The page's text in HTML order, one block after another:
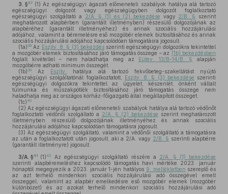
3. §37 (1) Az egészségügyi ágazati előmeneteli szabályok hatálya alá tartozó
egészségügyi dolgozót vagy egészségügyben dolgozót foglalkoztató
egészségügyi szolgáltató a
2/A. § (1) és (2) bekezdése vagy 2/B. § szerint
meghatározott alapbérben (garantált illetményben) részesülő dolgozójának az
alapbéréhez (garantált illetményéhez) és annak szociális hozzájárulási
adójához, valamint a béremelésre eső mozgóbér elemek biztosításához és annak
szociális hozzájárulási adójához kapcsolódóan támogatásra jogosult.
(1a) 38 Az Eszjtv. 8. § (3) bekezdésszerinti egészségügyi dolgozókra tekintettel
a mozgóbér elemek biztosításához járó támogatás összege – az (1b) bekezdésben
foglalt kivétellel – nem haladhatja meg az Eütev. 13/B–14/B. §
alapján
mozgóbérre adható minimum összegét.
(1b) 39 Az Eszjtv.
hatálya alá tartozó fekvőbeteg-szakellátást nyújtó
egészségügyi szolgáltatónál foglalkoztatott,
Eszjtv. 8. § (3) bekezdése szerinti
egészségügyi dolgozókra tekintettel az ügyelet, készenlét, önként vállalt
túlmunka és műszakpótlék biztosításához járó támogatás összege nem
haladhatja meg az országos kórház-főigazgató által megállapított összeget.
(1c)40
(2) Az egészségügyi ágazati előmeneteli szabályok hatálya alá tartozó védőnőt
foglalkoztató védőnői szolgáltató a 2/A. § (2) bekezdése szerint meghatározott
illetményben részesülő dolgozójának illetményéhez és annak szociális
hozzájárulási adójához kapcsolódóan támogatásra jogosult.
(3) Az egészségügyi szolgáltató, valamint a védőnői szolgáltató a támogatásra
az után a foglalkoztatott után jogosult, aki a 2/A. vagy 2/B. § szerinti alapbérre
(garantált illetményre) jogosult.
3/A. §41 (1)42 Az egészségügyi szolgáltató részére a
2/A. § (1) bekezdése
szerinti alapbéremeléshez kapcsolódó támogatás havi mértéke 2023. január
hónaptól megegyezik a 2023. január 1-jén hatályos 9. mellékletben szereplő és
az azt terhelő mindenkori szociális hozzájárulási adó összegével emelt
összeggel, valamint az alapbér emelkedésre eső mozgóbér elemek (mozgóbér
különbözet) és az azokat terhelő mindenkori szociális hozzájárulási adó